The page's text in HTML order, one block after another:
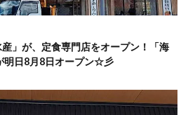
産」が、定食専門店をオープン！「海
明日8月8日オープン☆彡